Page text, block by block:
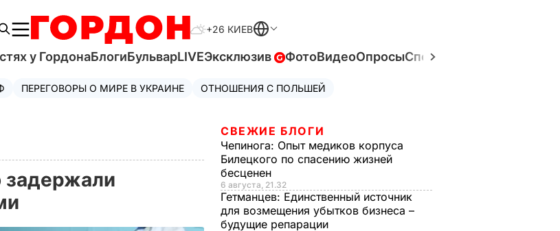
+26 КИЕВ
у ГордонаБлогиБульварLIVEЭксклюзив ФотоВидеоОпросыСпецпроекты
ПЕРЕГОВОРЫ О МИРЕ В УКРАИНЕ ОТНОШЕНИЯ С ПОЛЬШЕЙ
СВЕЖИЕ БЛОГИ
Чепинога: Опыт медиков корпуса
Билецкого по спасению жизней
бесценен
6 августа, 21.32
Гетманцев: Единственный источник
для возмещения убытков бизнеса –
будущие репарации